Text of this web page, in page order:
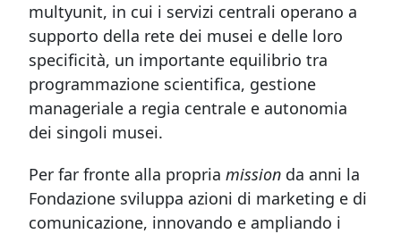
multyunit, in cui i servizi centrali operano a
supporto della rete dei musei e delle loro
specificità, un importante equilibrio tra
programmazione scientifica, gestione
manageriale a regia centrale e autonomia
dei singoli musei.
Per far fronte alla propria mission da anni la
Fondazione sviluppa azioni di marketing e di
comunicazione, innovando e ampliando i